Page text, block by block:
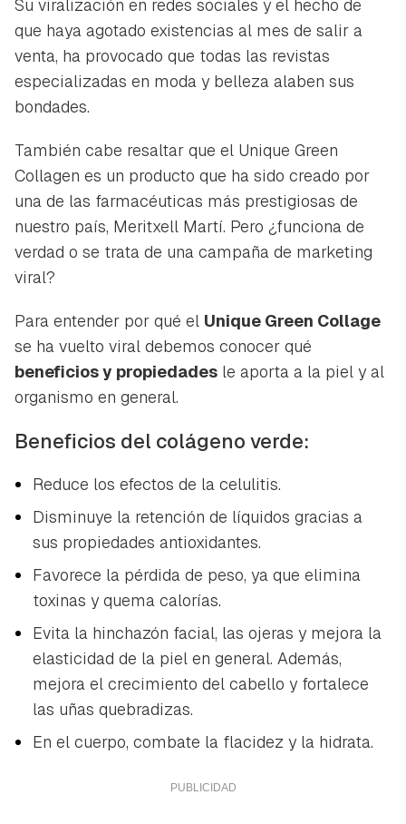
iniciar sesión con tu cuenta de Hogarmanía.
INICIAR SESIÓN CANCELAR
Su viralización en redes sociales y el hecho de
que haya agotado existencias al mes de salir a
venta, ha provocado que todas las revistas
especializadas en moda y belleza alaben sus
bondades.
También cabe resaltar que el Unique Green
Collagen es un producto que ha sido creado por
una de las farmacéuticas más prestigiosas de
nuestro país, Meritxell Martí. Pero ¿funciona de
verdad o se trata de una campaña de marketing
viral?
Para entender por qué el Unique Green Collage
se ha vuelto viral debemos conocer qué
beneficios y propiedades le aporta a la piel y al
organismo en general.
Beneficios del colágeno verde:
Reduce los efectos de la celulitis.
Disminuye la retención de líquidos gracias a
sus propiedades antioxidantes.
Favorece la pérdida de peso, ya que elimina
toxinas y quema calorías.
Evita la hinchazón facial, las ojeras y mejora la
elasticidad de la piel en general. Además,
mejora el crecimiento del cabello y fortalece
las uñas quebradizas.
En el cuerpo, combate la flacidez y la hidrata.
ACEPTAR